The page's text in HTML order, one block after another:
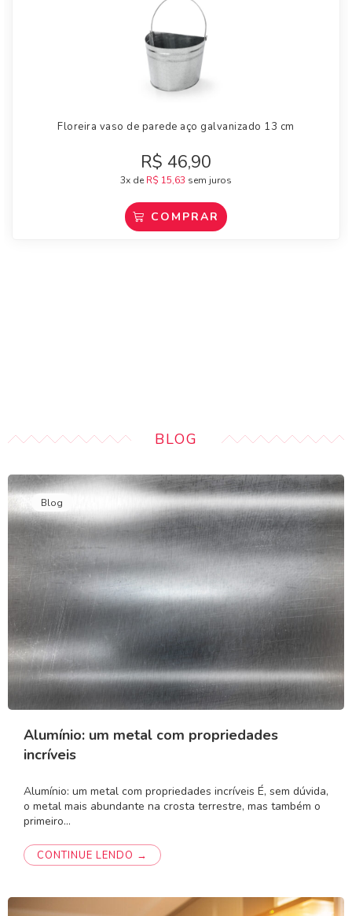
Floreira vaso de parede aço galvanizado 13 cm
R$ 46,90
3x de R$ 15,63 sem juros
COMPRAR
BLOG
Blog
Alumínio: um metal com propriedades
incríveis
Alumínio: um metal com propriedades incríveis É, sem dúvida,
o metal mais abundante na crosta terrestre, mas também o
primeiro…
CONTINUE LENDO →